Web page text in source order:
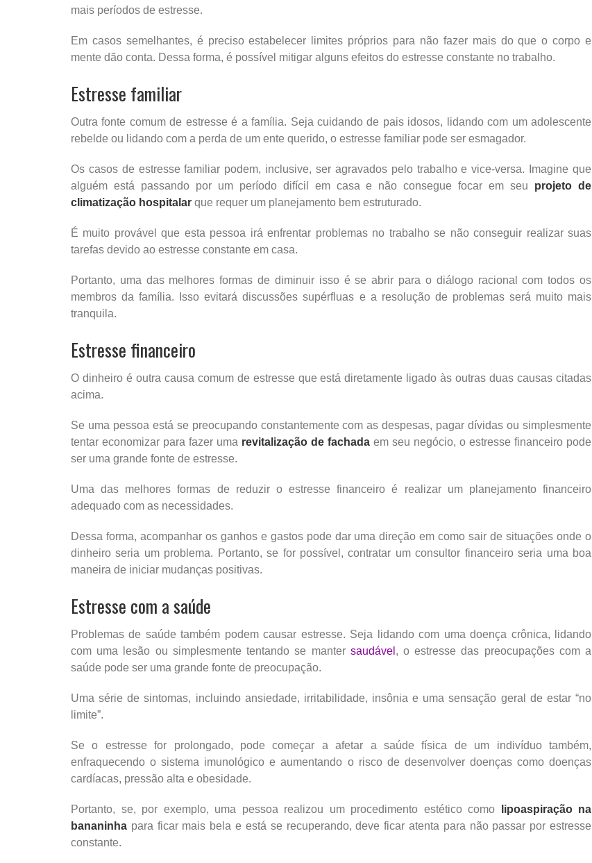
mais períodos de estresse.
Em casos semelhantes, é preciso estabelecer limites próprios para não fazer mais do que o corpo e
mente dão conta. Dessa forma, é possível mitigar alguns efeitos do estresse constante no trabalho.
Estresse familiar
Outra fonte comum de estresse é a família. Seja cuidando de pais idosos, lidando com um adolescente
rebelde ou lidando com a perda de um ente querido, o estresse familiar pode ser esmagador.
Os casos de estresse familiar podem, inclusive, ser agravados pelo trabalho e vice-versa. Imagine que
alguém está passando por um período difícil em casa e não consegue focar em seu projeto de
climatização hospitalar que requer um planejamento bem estruturado.
É muito provável que esta pessoa irá enfrentar problemas no trabalho se não conseguir realizar suas
tarefas devido ao estresse constante em casa.
Portanto, uma das melhores formas de diminuir isso é se abrir para o diálogo racional com todos os
membros da família. Isso evitará discussões supérfluas e a resolução de problemas será muito mais
tranquila.
Estresse financeiro
O dinheiro é outra causa comum de estresse que está diretamente ligado às outras duas causas citadas
acima.
Se uma pessoa está se preocupando constantemente com as despesas, pagar dívidas ou simplesmente
tentar economizar para fazer uma revitalização de fachada em seu negócio, o estresse financeiro pode
ser uma grande fonte de estresse.
Uma das melhores formas de reduzir o estresse financeiro é realizar um planejamento financeiro
adequado com as necessidades.
Dessa forma, acompanhar os ganhos e gastos pode dar uma direção em como sair de situações onde o
dinheiro seria um problema. Portanto, se for possível, contratar um consultor financeiro seria uma boa
maneira de iniciar mudanças positivas.
Estresse com a saúde
Problemas de saúde também podem causar estresse. Seja lidando com uma doença crônica, lidando
com uma lesão ou simplesmente tentando se manter saudável , o estresse das preocupações com a
saúde pode ser uma grande fonte de preocupação.
Uma série de sintomas, incluindo ansiedade, irritabilidade, insônia e uma sensação geral de estar “no
limite”.
Se o estresse for prolongado, pode começar a afetar a saúde física de um indivíduo também,
enfraquecendo o sistema imunológico e aumentando o risco de desenvolver doenças como doenças
cardíacas, pressão alta e obesidade.
Portanto, se, por exemplo, uma pessoa realizou um procedimento estético como
lipoaspiração na
bananinha para ficar mais bela e está se recuperando, deve ficar atenta para não passar por estresse
constante.